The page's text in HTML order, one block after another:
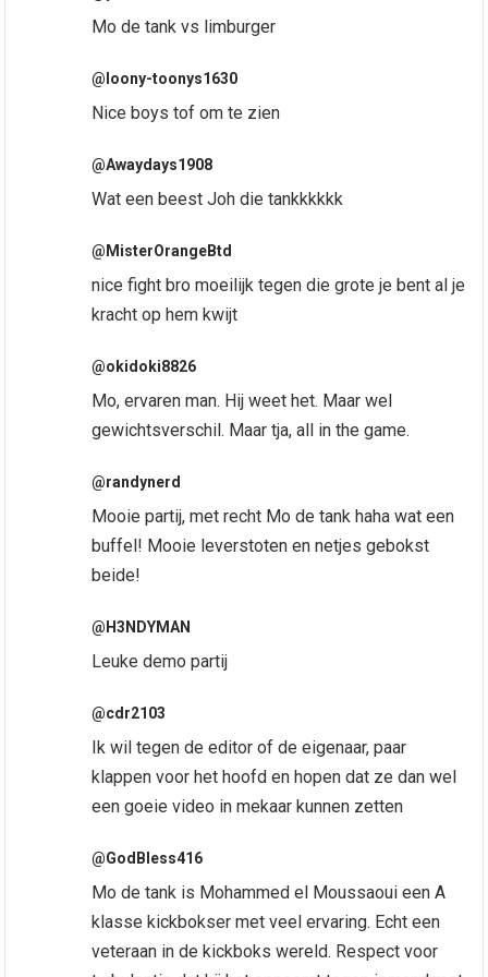
Mo de tank vs limburger
@loony-toonys1630
Nice boys tof om te zien
@Awaydays1908
Wat een beest Joh die tankkkkkk
@MisterOrangeBtd
nice fight bro moeilijk tegen die grote je bent al je
kracht op hem kwijt
@okidoki8826
Mo, ervaren man. Hij weet het. Maar wel
gewichtsverschil. Maar tja, all in the game.
@randynerd
Mooie partij, met recht Mo de tank haha wat een
buffel! Mooie leverstoten en netjes gebokst
beide!
@H3NDYMAN
Leuke demo partij
@cdr2103
Ik wil tegen de editor of de eigenaar, paar
klappen voor het hoofd en hopen dat ze dan wel
een goeie video in mekaar kunnen zetten
@GodBless416
Mo de tank is Mohammed el Moussaoui een A
klasse kickbokser met veel ervaring. Echt een
veteraan in de kickboks wereld. Respect voor